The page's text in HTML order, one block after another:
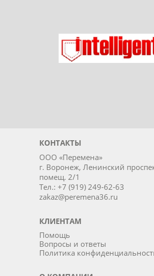
Intelligent
КОНТАКТЫ
ООО «Перемена»
г. Воронеж, Ленинский
помещ. 2/1
Тел.: +7 (919) 249-62-63
zakaz@peremena36.ru
КЛИЕНТАМ
Помощь
Вопросы и ответы
Политика